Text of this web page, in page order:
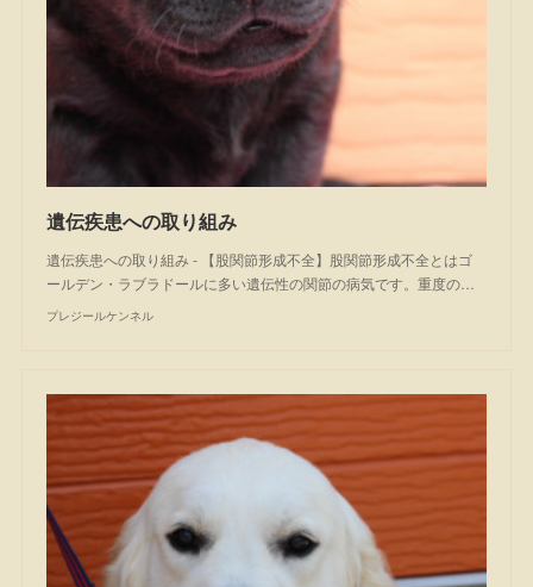
遺伝疾患への取り組み
遺伝疾患への取り組み - 【股関節形成不全】股関節形成不全とはゴ
ールデン・ラブラドールに多い遺伝性の関節の病気です。重度の…
プレジールケンネル